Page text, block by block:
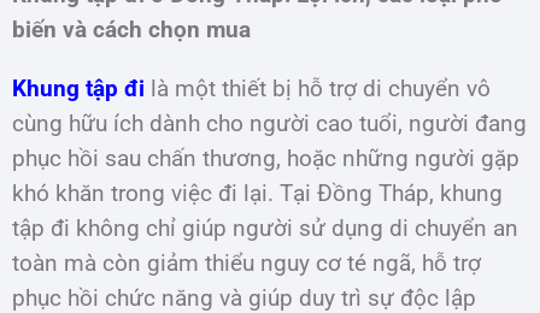
biến và cách chọn mua
Khung tập đi là một thiết bị hỗ trợ di chuyển vô
cùng hữu ích dành cho người cao tuổi, người đang
phục hồi sau chấn thương, hoặc những người gặp
khó khăn trong việc đi lại. Tại Đồng Tháp, khung
tập đi không chỉ giúp người sử dụng di chuyển an
toàn mà còn giảm thiểu nguy cơ té ngã, hỗ trợ
phục hồi chức năng và giúp duy trì sự độc lập